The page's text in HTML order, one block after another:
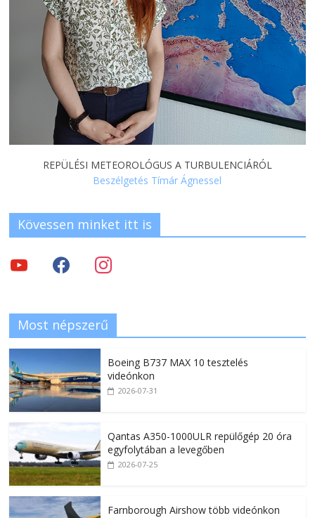
REPÜLÉSI METEOROLÓGUS A TURBULENCIÁRÓL
Beszélgetés Tímár Ágnessel
Kövessen minket itt is
Most népszerű
Boeing B737 MAX 10 tesztelés
videónkon
2026-07-31
Qantas A350-1000ULR repülőgép 20 óra
egyfolytában a levegőben
2026-07-25
Farnborough Airshow több videónkon